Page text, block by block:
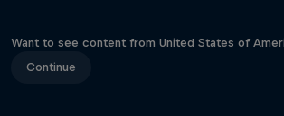
Want to see content from United States of
Continue